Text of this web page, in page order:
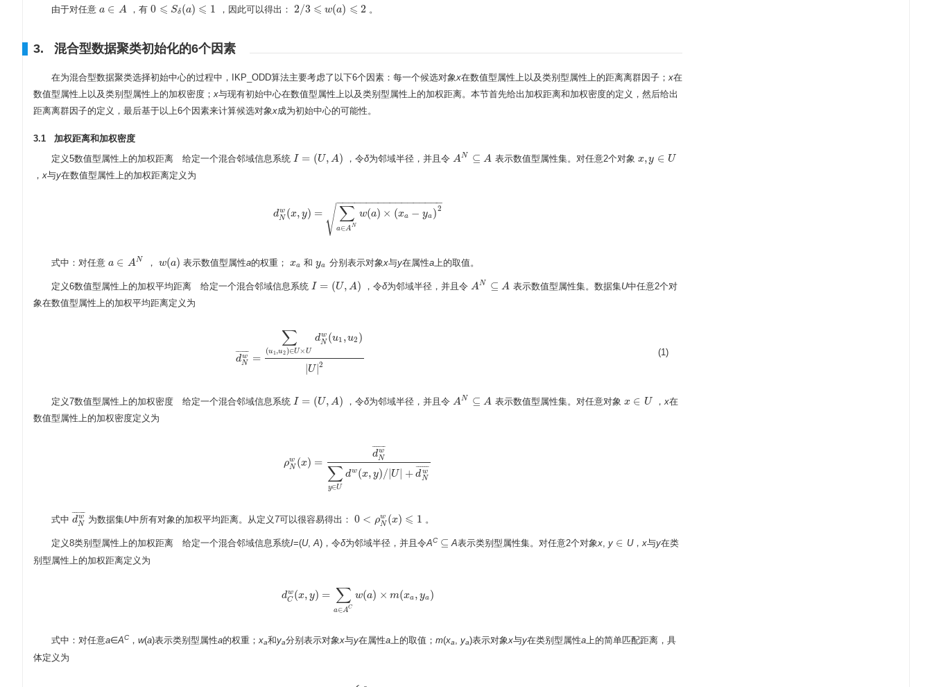
由于对任意 a ∈ A
a∈A ，有0 ⩽ Sδ (a) ⩽ 1
0⩽S δ(a)⩽1 ，因此可以得出： 2/3 ⩽ w(a) ⩽ 2
2/3⩽ w( a)⩽2 。
3. 混合型数据聚类初始化的6个因素
在为混合型数据聚类选择初始中心的过程中，IKP_ODD算法主要考虑了以下6个因素：每一个候选对象x在数值型属性上以及类别型属性上的距离离群因子； x在
数值型属性上以及类别型属性上的加权密度； x与现有初始中心在数值型属性上以及类别型属性上的加权距离。本节首先给出加权距离和加权密度的定义，然后给出
距离离群因子的定义，最后基于以上6个因素来计算候选对象x成为初始中心的可能性。
3.1 加权距离和加权密度
定义5数值型属性上的加权距离 给定一个混合邻域信息系统 I = (U, A)
I= (U A) ，令δ为邻域半径，并且令 AN ⊆ A
AN⊆A 表示数值型属性集。对任意2个对象 x,y ∈ U
x,y∈ U
， x与y在数值型属性上的加权距离定义为
dw
N (x, y) = ∑
a∈A N
w(a) × (xa − ya )2
− −
−−−−−−−−−−−−−−−−
√
dNw( x,y =∑ a∈ Nw(a) ×( xa−y a)2
式中：对任意 a ∈ A N
a∈A N ， w(a)
w(a) 表示数值型属性a的权重； xa
xa 和ya
ya 分别表示对象x与y在属性a上的取值。
定义6数值型属性上的加权平均距离 给定一个混合邻域信息系统 I = (U, A)
I= (U A) ，令δ为邻域半径，并且令 AN ⊆ A
AN⊆A 表示数值型属性集。数据集U中任意2个对
象在数值型属性上的加权平均距离定义为
dw
N
¯ ¯
¯¯¯¯ =
∑
(u1 ,u2)∈U×U
dw
N (u1 ,u2 )
U| 2
dNw¯= ∑(u1,u2)∈U×UdNw(u1,u2
(1)
定义7数值型属性上的加权密度 给定一个混合邻域信息系统 I = (U, A)
I= (U A) ，令δ为邻域半径，并且令 AN ⊆ A
AN⊆A 表示数值型属性集。对任意对象 x ∈ U
x∈U ， x在
数值型属性上的加权密度定义为
ρw
N (x) =
dw
N
¯ ¯
¯¯¯¯
∑
y∈U
dw (x, y)/ U + d w
N
¯ ¯
¯¯¯¯
ρNw(x) =dNw¯∑y∈Udw(x,y)/|U|+dNw¯
式中 dw
N
¯ ¯
¯¯¯¯
dNw¯
为数据集U中所有对象的加权平均距离。从定义7可以很容易得出： 0 < ρw
N (x) ⩽ 1
0<ρNw(x)⩽1 。
定义8类别型属性上的加权距离 给定一个混合邻域信息系统I=(U, A)，令δ为邻域半径，并且令AC ⊆
⊆ A表示类别型属性集。对任意2个对象x ,y ∈
∈ U， x与y在类
别型属性上的加权距离定义为
dw
C (x, y) = ∑
a∈AC
w(a) × m(xa , ya )
dCw(x, y)= ∑a ACw(a )× m(xa,y a)
式中：对任意a∈AC ， w(a)表示类别型属性a的权重； xa和ya分别表示对象x与y在属性a 上的取值； m(xa ya)表示对象x与y在类别型属性a 上的简单匹配距离，具
体定义为